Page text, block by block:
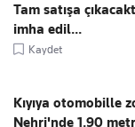
Tam satışa
imha edil...
Kaydet
Kıyıya otomobille
Nehri'nde 1.90